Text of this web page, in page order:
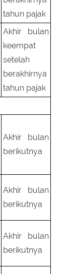
tahun pajak
Akhir bulan
keempat
setelah
berakhirnya
tahun pajak
Akhir bulan
berikutnya
Akhir bulan
berikutnya
Akhir bulan
berikutnya